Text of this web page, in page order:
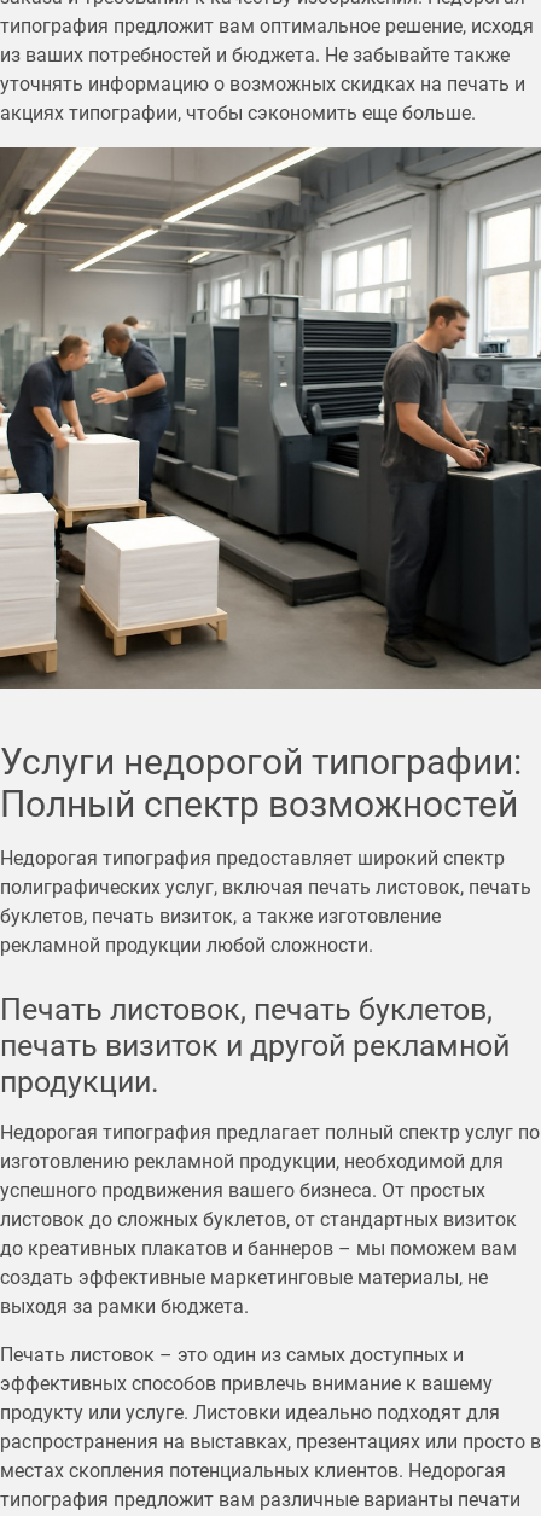
типография предложит вам оптимальное решение, исходя
из ваших потребностей и бюджета. Не забывайте также
уточнять информацию о возможных скидках на печать и
акциях типографии, чтобы сэкономить еще больше.
Услуги недорогой типографии:
Полный спектр возможностей
Недорогая типография предоставляет широкий спектр
полиграфических услуг, включая печать листовок, печать
буклетов, печать визиток, а также изготовление
рекламной продукции любой сложности.
Печать листовок, печать буклетов,
печать визиток и другой рекламной
продукции.
Недорогая типография предлагает полный спектр услуг по
изготовлению рекламной продукции, необходимой для
успешного продвижения вашего бизнеса. От простых
листовок до сложных буклетов, от стандартных визиток
до креативных плакатов и баннеров – мы поможем вам
создать эффективные маркетинговые материалы, не
выходя за рамки бюджета.
Печать листовок – это один из самых доступных и
эффективных способов привлечь внимание к вашему
продукту или услуге. Листовки идеально подходят для
распространения на выставках, презентациях или просто в
местах скопления потенциальных клиентов. Недорогая
типография предложит вам различные варианты печати